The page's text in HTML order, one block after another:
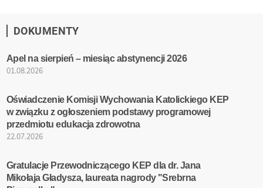
DOKUMENTY
01.08.2026
Apel na sierpień – miesiąc abstynencji 2026
22.07.2026
Oświadczenie Komisji Wychowania Katolickiego KEP
w związku z ogłoszeniem podstawy programowej
przedmiotu edukacja zdrowotna
Gratulacje Przewodniczącego KEP dla dr. Jana
Mikołaja Gładysza, laureata nagrody "Srebrna